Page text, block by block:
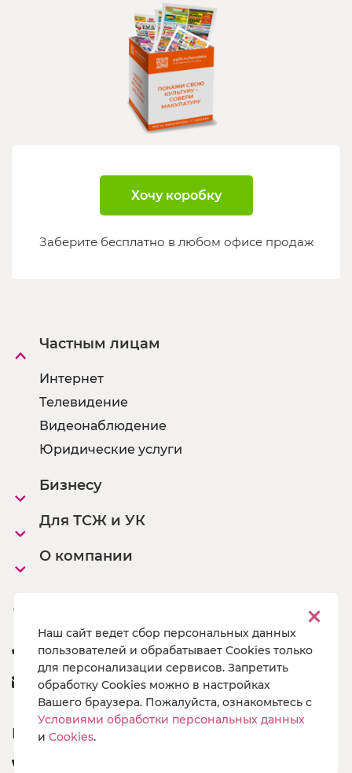
Хочу коробку
Заберите бесплатно в любом офисе продаж
Частным лицам
Интернет
Телевидение
Видеонаблюдение
Юридические услуги
Бизнесу
Для ТСЖ и УК
О компании
8 800 222 55 19
a@pg19.ru
Подпишись
Наш сайт ведет сбор персональных данных
пользователей и обрабатывает Cookies только
для персонализации сервисов. Запретить
обработку Cookies можно в настройках
Вашего браузера. Пожалуйста, ознакомьтесь с
Условиями обработки персональных данных
и Cookies.